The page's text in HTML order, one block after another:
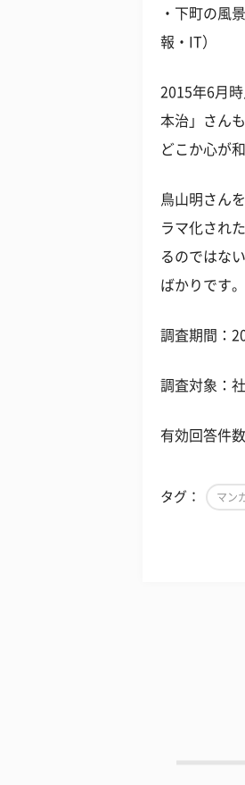
・下町の風
報・IT）
2015年6月
本治」さん
どこか心が
鳥山明さん
ラマ化され
るのではな
ばかりです
調査期間：
調査対象：
有効回答件
タグ： マン